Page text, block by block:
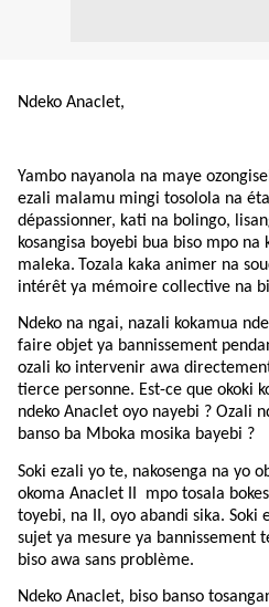
Ndeko Anaclet,
Yambo nayanola na maye
ezali malamu mingi tosolola na
dépassionner, kati na bolingo,
kosangisa boyebi bua biso mpo
maleka. Tozala kaka animer na
intérêt ya mémoire collective na
Ndeko na ngai, nazali kokamua
faire objet ya bannissement
ozali ko intervenir awa
tierce personne. Est-ce que okoki
ndeko Anaclet oyo nayebi ? Ozali
banso ba Mboka mosika bayebi ?
Soki ezali yo te, nakosenga na yo
okoma Anaclet II
mpo tosala
toyebi, na II, oyo abandi sika. Soki
sujet ya mesure ya bannissement
biso awa sans problème.
Ndeko Anaclet, biso banso